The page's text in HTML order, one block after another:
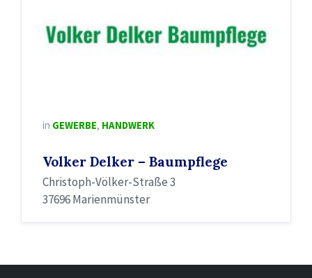
in GEWERBE, HANDWERK
Volker Delker – Baumpflege
Christoph-Völker-Straße 3
37696 Marienmünster